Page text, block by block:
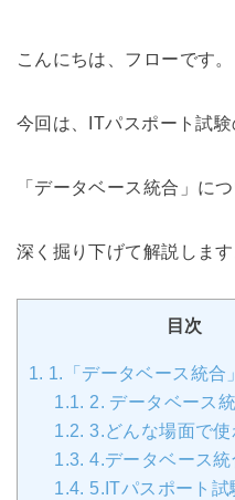
こんにちは、フローです。
今回は、ITパスポート試
「データベース統合」につ
深く掘り下げて解説します
目次
1. 1.「データベース統合
1.1. 2. データベース
1.2. 3.どんな場面で
1.3. 4.データベース
1.4. 5.ITパスポート試